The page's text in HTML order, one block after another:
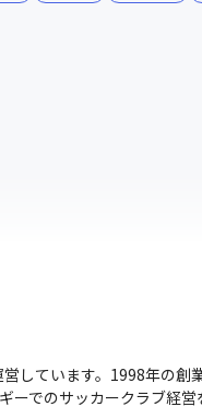
しています。1998年の創
でのサッカークラブ経